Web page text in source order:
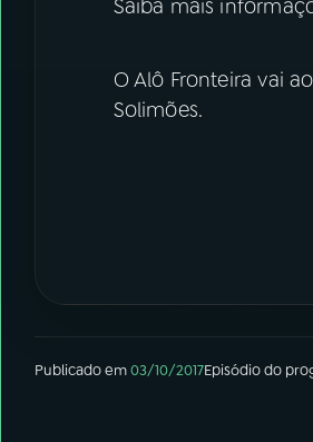
Saiba mais
O Alô Fronteira vai
Solimões.
Publicado em03/10/2017Episódiodo